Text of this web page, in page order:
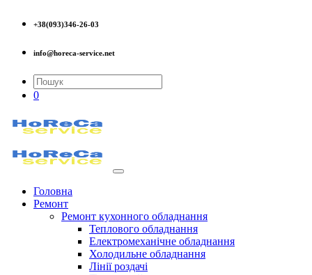
+38(093)346-26-03
info@horeca-service.net
0
Головна
Ремонт
Ремонт кухонного обладнання
Теплового обладнання
Електромеханічне обладнання
Холодильне обладнання
Лінії роздачі